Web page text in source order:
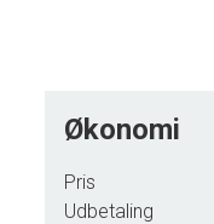
Økonomi
Pris
Udbetaling